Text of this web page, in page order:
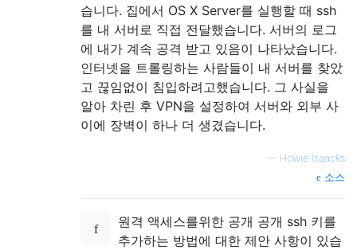
습니다. 집에서 OS X Server를 실행할 때 ssh
를 내 서버로 직접 전달했습니다. 서버의 로그
에 내가 계속 공격 받고 있음이 나타났습니다.
인터넷을 트롤링하는 사람들이 내 서버를 찾았
고 끊임없이 침입하려고했습니다. 그 사실을
알아 차린 후 VPN을 설정하여 서버와 외부 사
이에 장벽이 하나 더 생겼습니다.
— Howie Isaacks
소스
원격 액세스를위한 공개 공개 ssh 키를
추가하는 방법에 대한 제안 사항이 있습